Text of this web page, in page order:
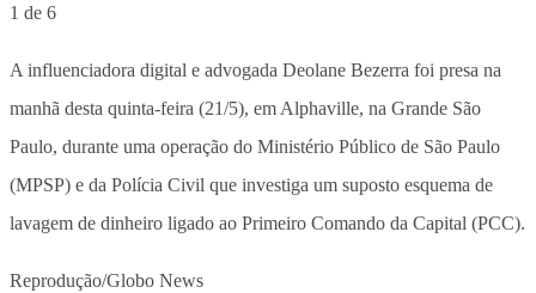
1 de 6
A influenciadora digital e advogada Deolane Bezerra foi presa na
manhã desta quinta-feira (21/5), em Alphaville, na Grande São
Paulo, durante uma operação do Ministério Público de São Paulo
(MPSP) e da Polícia Civil que investiga um suposto esquema de
lavagem de dinheiro ligado ao Primeiro Comando da Capital (PCC).
Reprodução/Globo News